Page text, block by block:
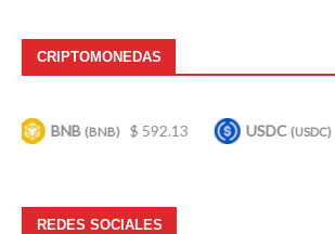
CRIPTOMONEDAS
BNB(BNB) $ 592.13 USDC (USDC) $
REDES SOCIALES